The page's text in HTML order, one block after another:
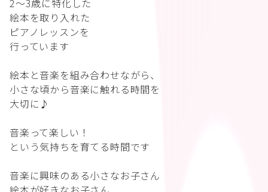
2〜3歳に特化した
絵本を取り入れた
ピアノレッスンを
行っています
絵本と音楽を組み合わせながら、
小さな頃から音楽に触れる時間を
大切に♪
音楽って楽しい！
という気持ちを育てる時間です
音楽に興味のある小さなお子さん